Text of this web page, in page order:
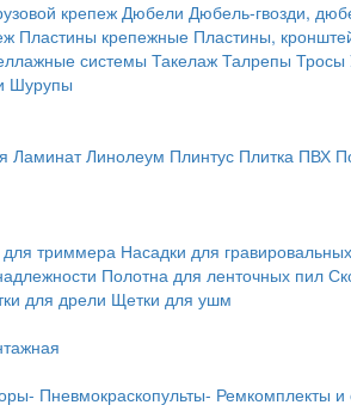
крепеж Дюбели Дюбель-гвозди,
Пластины крепежные Пластины,
системы Такелаж Талрепы Тросы
Шурупы
Ламинат Линолеум Плинтус Плитка ПВХ
для триммера Насадки для
Полотна для ленточных пил
для дрели Щетки для ушм
Пневмокраскопульты- Ремкомплекты и